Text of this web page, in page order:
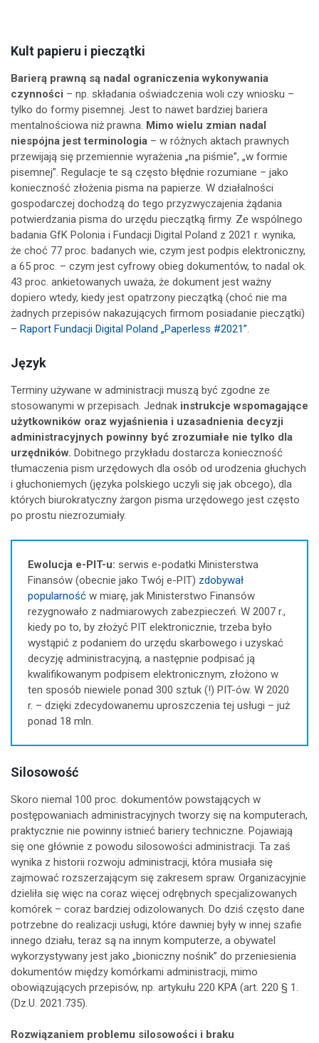
Kult papieru i pieczątki
Barierą prawną są nadal ograniczenia wykonywania
czynności – np. składania oświadczenia woli czy wniosku –
tylko do formy pisemnej. Jest to nawet bardziej bariera
mentalnościowa niż prawna. Mimo wielu zmian nadal
niespójna jest terminologia – w różnych aktach prawnych
przewijają się przemiennie wyrażenia „na piśmie”, „w formie
pisemnej”. Regulacje te są często błędnie rozumiane – jako
konieczność złożenia pisma na papierze. W działalności
gospodarczej dochodzą do tego przyzwyczajenia żądania
potwierdzania pisma do urzędu pieczątką firmy. Ze wspólnego
badania GfK Polonia i Fundacji Digital Poland z 2021 r. wynika,
że choć 77 proc. badanych wie, czym jest podpis elektroniczny,
a 65 proc. – czym jest cyfrowy obieg dokumentów, to nadal ok.
43 proc. ankietowanych uważa, że dokument jest ważny
dopiero wtedy, kiedy jest opatrzony pieczątką (choć nie ma
żadnych przepisów nakazujących firmom posiadanie pieczątki)
– Raport Fundacji Digital Poland „Paperless #2021”.
Język
Terminy używane w administracji muszą być zgodne ze
stosowanymi w przepisach. Jednak instrukcje wspomagające
użytkowników oraz wyjaśnienia i uzasadnienia decyzji
administracyjnych powinny być zrozumiałe nie tylko dla
urzędników. Dobitnego przykładu dostarcza konieczność
tłumaczenia pism urzędowych dla osób od urodzenia głuchych
i głuchoniemych (języka polskiego uczyli się jak obcego), dla
których biurokratyczny żargon pisma urzędowego jest często
po prostu niezrozumiały.
Ewolucja e-PIT-u: serwis e-podatki Ministerstwa
Finansów (obecnie jako Twój e-PIT) zdobywał
popularność w miarę, jak Ministerstwo Finansów
rezygnowało z nadmiarowych zabezpieczeń. W 2007 r.,
kiedy po to, by złożyć PIT elektronicznie, trzeba było
wystąpić z podaniem do urzędu skarbowego i uzyskać
decyzję administracyjną, a następnie podpisać ją
kwalifikowanym podpisem elektronicznym, złożono w
ten sposób niewiele ponad 300 sztuk (!) PIT-ów. W 2020
r. – dzięki zdecydowanemu uproszczenia tej usługi – już
ponad 18 mln.
Silosowość
Skoro niemal 100 proc. dokumentów powstających w
postępowaniach administracyjnych tworzy się na komputerach,
praktycznie nie powinny istnieć bariery techniczne. Pojawiają
się one głównie z powodu silosowości administracji. Ta zaś
wynika z historii rozwoju administracji, która musiała się
zajmować rozszerzającym się zakresem spraw. Organizacyjnie
dzieliła się więc na coraz więcej odrębnych specjalizowanych
komórek – coraz bardziej odizolowanych. Do dziś często dane
potrzebne do realizacji usługi, które dawniej były w innej szafie
innego działu, teraz są na innym komputerze, a obywatel
wykorzystywany jest jako „bioniczny nośnik” do przeniesienia
dokumentów między komórkami administracji, mimo
obowiązujących przepisów, np. artykułu 220 KPA (art. 220 § 1.
(Dz.U. 2021.735).
Rozwiązaniem problemu silosowości i braku